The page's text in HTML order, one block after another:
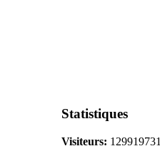
Statistiques
Visiteurs: 129919731